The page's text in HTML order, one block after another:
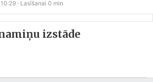
· Lasīšanai 0 min
izstāde